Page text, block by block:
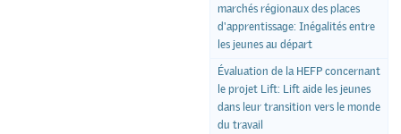
marchés régionaux des places
d'apprentissage: Inégalités entre
les jeunes au départ
Évaluation de la HEFP concernant
le projet Lift: Lift aide les jeunes
dans leur transition vers le monde
du travail